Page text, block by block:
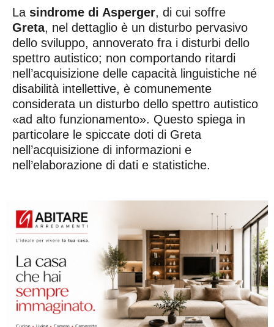
La sindrome di Asperger, di cui soffre
Greta, nel dettaglio è un disturbo pervasivo
dello sviluppo, annoverato fra i disturbi dello
spettro autistico; non comportando ritardi
nell’acquisizione delle capacità linguistiche né
disabilità intellettive, è comunemente
considerata un disturbo dello spettro autistico
«ad alto funzionamento». Questo spiega in
particolare le spiccate doti di Greta
nell’acquisizione di informazioni e
nell’elaborazione di dati e statistiche.